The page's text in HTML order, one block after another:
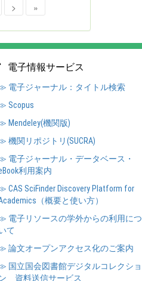
> »
電子情報サービス
電子ジャーナル：タイトル検索
Scopus
Mendeley(機関版)
機関リポジトリ(SUCRA)
電子ジャーナル・データベース・
利用案内
CAS SciFinder Discovery Platform for
（概要と使い方）
電子リソースの学外からの利用につ
て
論文オープンアクセス化のご案内
国立国会図書館デジタルコレクショ
ン 資料送信サービス